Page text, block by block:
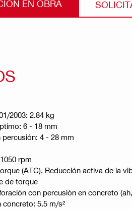
EN OBRA
2003: 2.84 kg
6 - 18 mm
4 - 28 mm
rpm
(ATC), Reducción activa de la
de torque
con percusión en concreto
concreto: 5.5 m/s²